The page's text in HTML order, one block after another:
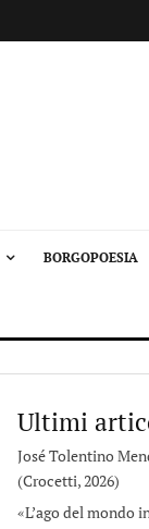
BORGOPOESIA
Ultimi
José Tolentino
(Crocetti, 2026)
«L’ago del mondo